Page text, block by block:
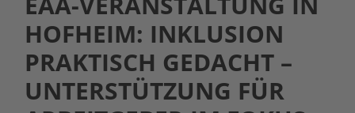
HOFHEIM: INKLUSION
PRAKTISCH GEDACHT –
UNTERSTÜTZUNG FÜR